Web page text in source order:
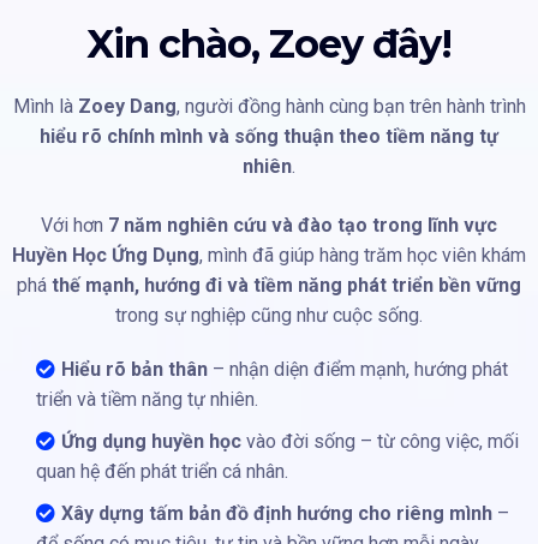
Xin chào, Zoey đây!
Mình là Zoey Dang, người đồng hành cùng bạn trên hành trình
hiểu rõ chính mình và sống thuận theo tiềm năng tự
nhiên.
Với hơn 7 năm nghiên cứu và đào tạo trong lĩnh vực
Huyền Học Ứng Dụng, mình đã giúp hàng trăm học viên khám
phá thế mạnh, hướng đi và tiềm năng phát triển bền vững
trong sự nghiệp cũng như cuộc sống.
Hiểu rõ bản thân – nhận diện điểm mạnh, hướng phát
triển và tiềm năng tự nhiên.
Ứng dụng huyền học vào đời sống – từ công việc, mối
quan hệ đến phát triển cá nhân.
Xây dựng tấm bản đồ định hướng cho riêng mình –